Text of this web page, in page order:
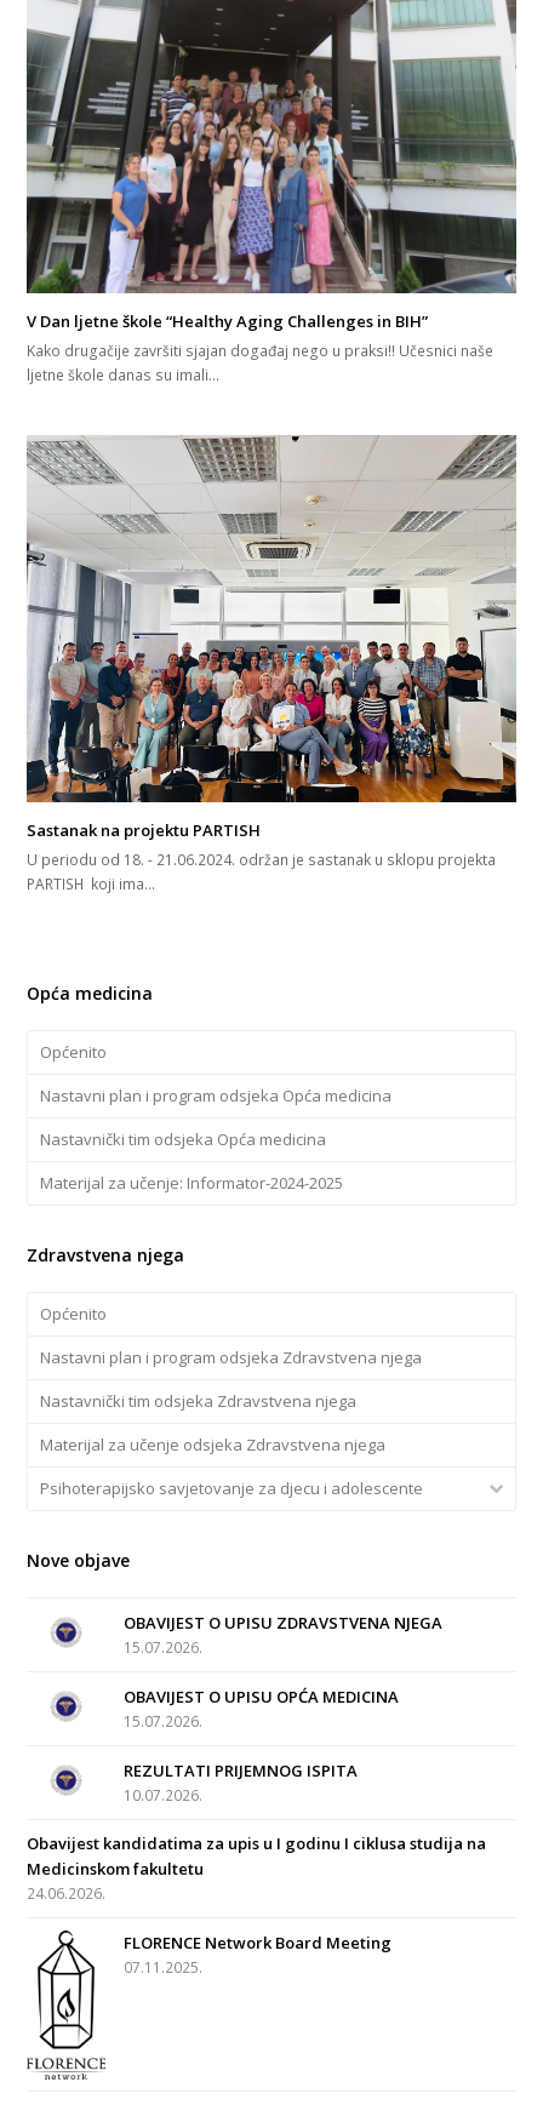
V Dan ljetne škole “Healthy Aging Challenges in BIH”
Kako drugačije završiti sjajan događaj nego u praksi!! Učesnici naše
ljetne škole danas su imali…
Sastanak na projektu PARTISH
U periodu od 18. - 21.06.2024. održan je sastanak u sklopu projekta
PARTISH koji ima…
Opća medicina
Općenito
Nastavni plan i program odsjeka Opća medicina
Nastavnički tim odsjeka Opća medicina
Materijal za učenje: Informator-2024-2025
Zdravstvena njega
Općenito
Nastavni plan i program odsjeka Zdravstvena njega
Nastavnički tim odsjeka Zdravstvena njega
Materijal za učenje odsjeka Zdravstvena njega
Psihoterapijsko savjetovanje za djecu i adolescente
Nove objave
OBAVIJEST O UPISU ZDRAVSTVENA NJEGA
15.07.2026.
OBAVIJEST O UPISU OPĆA MEDICINA
15.07.2026.
REZULTATI PRIJEMNOG ISPITA
10.07.2026.
Obavijest kandidatima za upis u I godinu I ciklusa studija na
Medicinskom fakultetu
24.06.2026.
FLORENCE Network Board Meeting
07.11.2025.